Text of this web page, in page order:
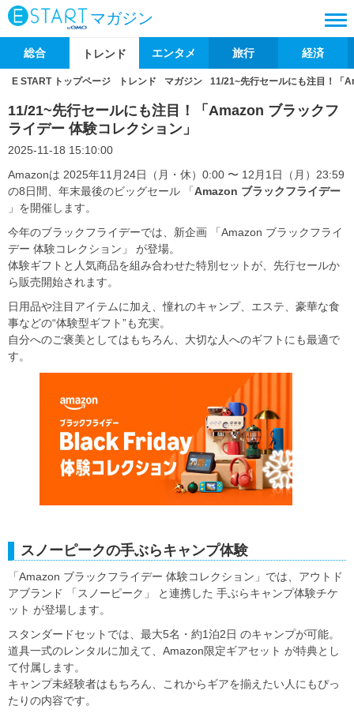
マガジン
総合 トレンド エンタメ 旅行 経済
E START トップページ トレンド マガジン 11/21~先行セールにも注目！「
11/21~先行セールにも注目！「Amazon ブラックフ
ライデー 体験コレクション」
2025-11-18 15:10:00
Amazonは 2025年11月24日（月・休）0:00 〜 12月1日（月）23:59
の8日間、年末最後のビッグセール 「Amazon ブラックフライデー
」を開催します。
今年のブラックフライデーでは、新企画 「Amazon ブラックフライ
デー 体験コレクション」 が登場。
体験ギフトと人気商品を組み合わせた特別セットが、先行セールか
ら販売開始されます。
日用品や注目アイテムに加え、憧れのキャンプ、エステ、豪華な食
事などの“体験型ギフト”も充実。
自分へのご褒美としてはもちろん、大切な人へのギフトにも最適で
す。
スノーピークの手ぶらキャンプ体験
「Amazon ブラックフライデー 体験コレクション」では、アウトド
アブランド 「スノーピーク」 と連携した 手ぶらキャンプ体験チケ
ット が登場します。
スタンダードセットでは、最大5名・約1泊2日 のキャンプが可能。
道具一式のレンタルに加えて、Amazon限定ギアセット が特典とし
て付属します。
キャンプ未経験者はもちろん、これからギアを揃えたい人にもぴっ
たりの内容です。